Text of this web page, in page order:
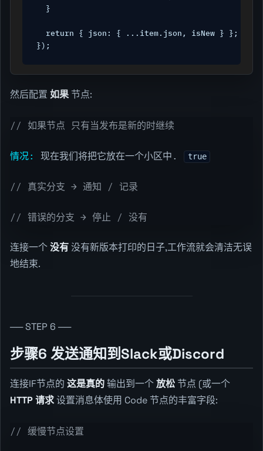
  }
  return { json: { ...item.json, isNew } };
});
然后配置 如果 节点:
// 如果节点 只有当发布是新的时继续
情况: 现在我们将把它放在一个小区中. true
// 真实分支 → 通知 / 记录
// 错误的分支 → 停止 / 没有
连接一个没有没有新版本打印的日子,工作流就会清洁无误
地结束.
── STEP 6 ──
步骤6 发送通知到Slack或Discord
连接IF节点的 这是真的输出到一个放松 节点 (或一个
HTTP 请求设置消息体使用 Code 节点的丰富字段:
// 缓慢节点设置